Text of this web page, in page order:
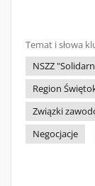
Temat i słowa
NSZZ
Region
Związki
Negocjacje